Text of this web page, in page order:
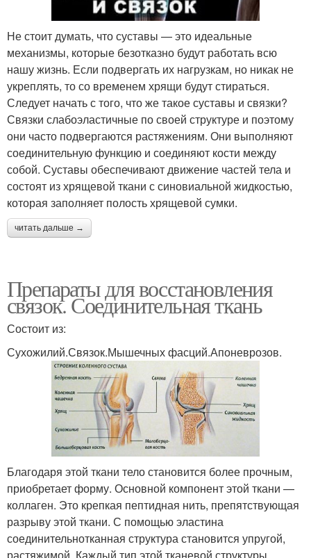
Не стоит думать, что суставы — это идеальные
механизмы, которые безотказно будут работать всю
нашу жизнь. Если подвергать их нагрузкам, но никак не
укреплять, то со временем хрящи будут стираться.
Следует начать с того, что же такое суставы и связки?
Связки слабоэластичные по своей структуре и поэтому
они часто подвергаются растяжениям. Они выполняют
соединительную функцию и соединяют кости между
собой. Суставы обеспечивают движение частей тела и
состоят из хрящевой ткани с синовиальной жидкостью,
которая заполняет полость хрящевой сумки.
читать дальше →
Препараты для восстановления
связок. Соединительная ткань
Состоит из:
Сухожилий.Связок.Мышечных фасций.Апоневрозов.
Благодаря этой ткани тело становится более прочным,
приобретает форму. Основной компонент этой ткани —
коллаген. Это крепкая пептидная нить, препятствующая
разрыву этой ткани. С помощью эластина
соединительнотканная структура становится упругой,